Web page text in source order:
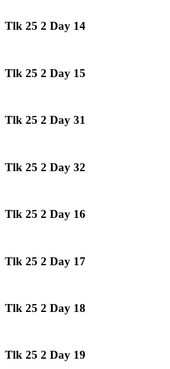
Tlk 25 2 Day 14
Tlk 25 2 Day 15
Tlk 25 2 Day 31
Tlk 25 2 Day 32
Tlk 25 2 Day 16
Tlk 25 2 Day 17
Tlk 25 2 Day 18
Tlk 25 2 Day 19